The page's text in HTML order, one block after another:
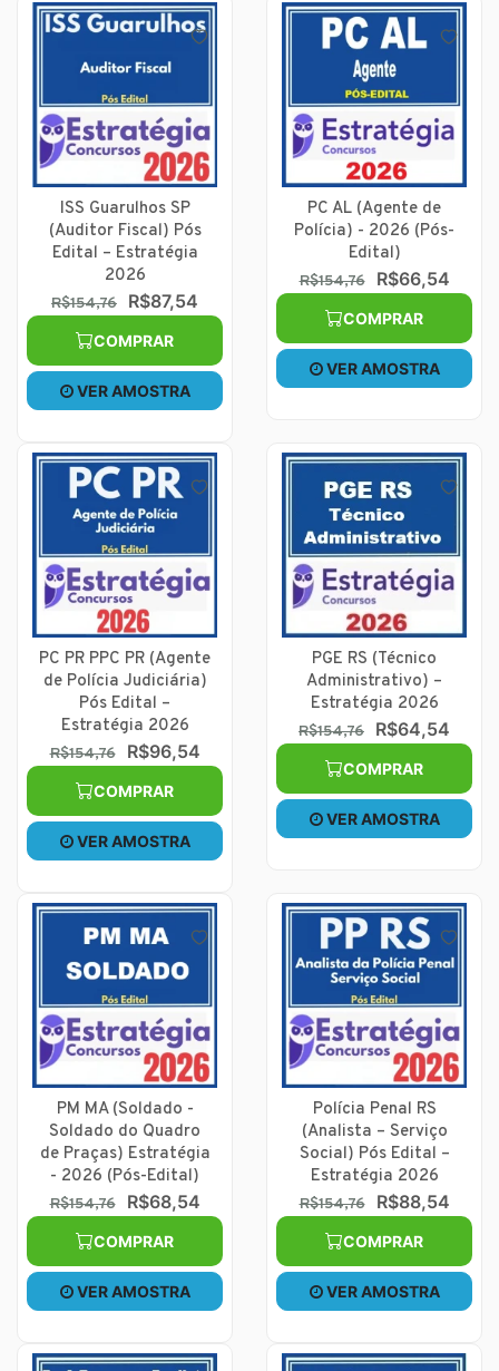
ISS Guarulhos SP
(Auditor Fiscal) Pós
Edital – Estratégia
2026
R$154,76 R$87,54
COMPRAR
VER AMOSTRA
PC AL (Agente de
Polícia) - 2026 (Pós-
Edital)
R$154,76 R$66,54
COMPRAR
VER AMOSTRA
PC PR PPC PR (Agente
de Polícia Judiciária)
Pós Edital –
Estratégia 2026
R$154,76 R$96,54
COMPRAR
VER AMOSTRA
PGE RS (Técnico
Administrativo) –
Estratégia 2026
R$154,76 R$64,54
COMPRAR
VER AMOSTRA
PM MA (Soldado -
Soldado do Quadro
de Praças) Estratégia
- 2026 (Pós-Edital)
R$154,76 R$68,54
COMPRAR
VER AMOSTRA
Polícia Penal RS
(Analista – Serviço
Social) Pós Edital –
Estratégia 2026
R$154,76 R$88,54
COMPRAR
VER AMOSTRA